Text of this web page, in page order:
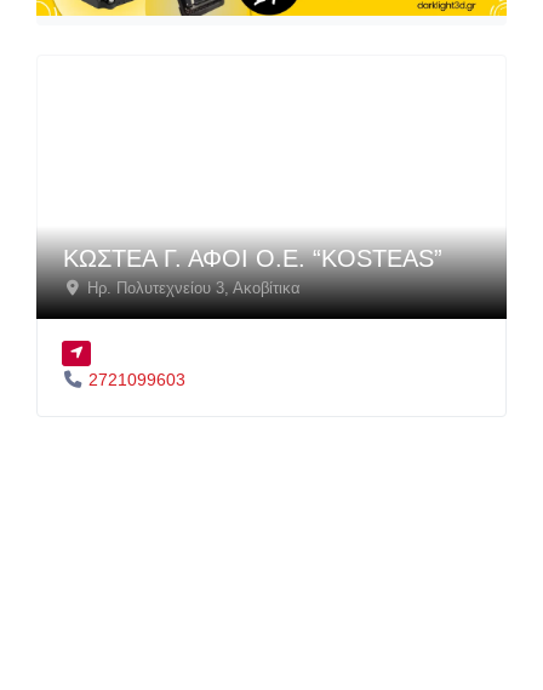
ΚΩΣΤΕΑ Γ. ΑΦΟΙ Ο.Ε. “KOSTEAS”
Ηρ. Πολυτεχνείου 3,Ακοβίτικα
2721099603